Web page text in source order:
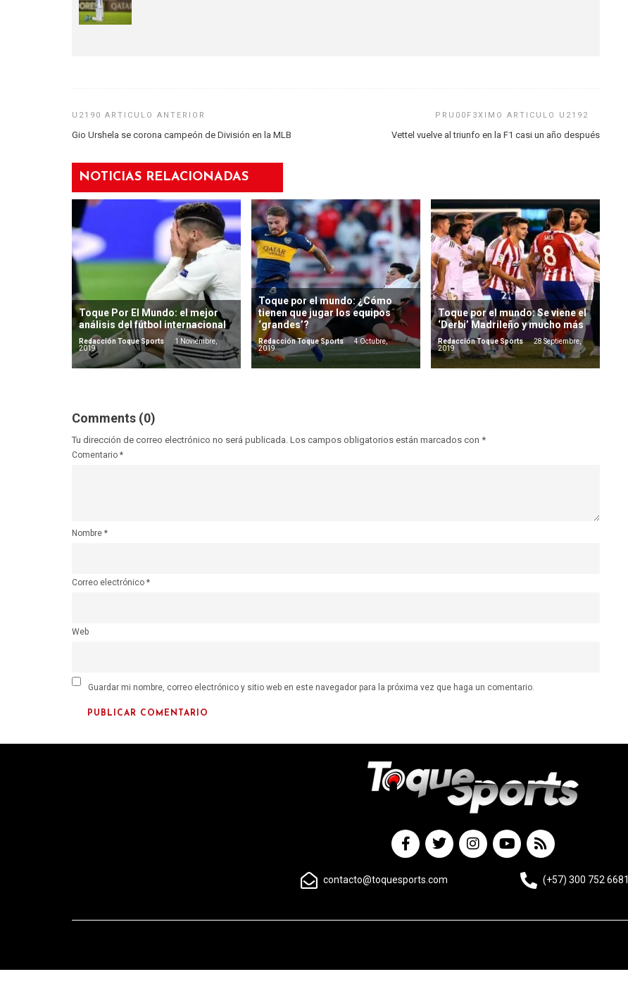
Gio Urshela se corona campeón de División en la MLB Vettel vuelve al triunfo en la F1 casi un año después
NOTICIAS RELACIONADAS
Toque Por El Mundo: el mejor
análisis del fútbol internacional
Redacción Toque Sports
1 Noviembre,
2019
Toque por el mundo: ¿Cómo
tienen que jugar los equipos
‘grandes’?
Redacción Toque Sports
4 Octubre,
2019
Toque por el mundo: Se viene el
‘Derbi’ Madrileño y mucho más
Redacción Toque Sports
28 Septiembre,
2019
Comments (0)
Tu dirección de correo electrónico no será publicada. Los campos obligatorios están marcados con *
Comentario *
Nombre *
Correo electrónico *
Web
Guardar mi nombre, correo electrónico y sitio web en este navegador para la próxima vez que haga un comentario.
contacto@toquesports.com (+57) 300 752 6681